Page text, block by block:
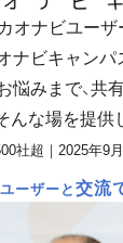
オナビユー
ナビキャンパ
みまで、共
んな場を提供
社超｜2025年9
ーザーと交流